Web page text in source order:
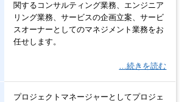
関するコンサルティング業務、エンジニア
リング業務、サービスの企画立案、サービ
スオーナーとしてのマネジメント業務をお
任せします。
…続きを読む
プロジェクトマネージャーとしてプロジェ